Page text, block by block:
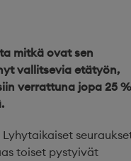
mitkä ovat sen
vallitsevia etätyön,
verrattuna jopa 25 %
toiset pystyivät